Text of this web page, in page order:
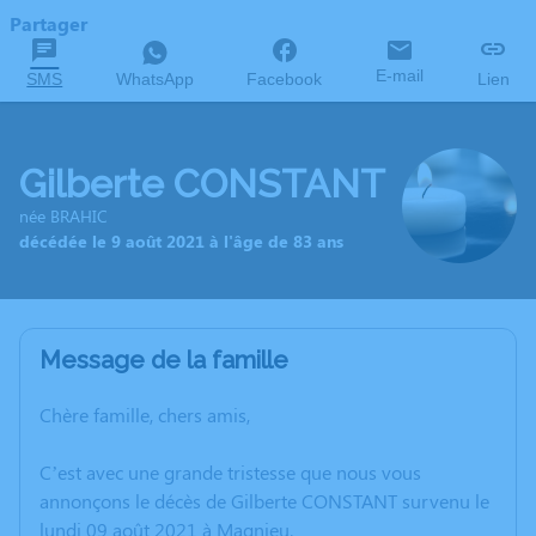
Partager
SMS WhatsApp Facebook E-mail Lien
Gilberte CONSTANT
née BRAHIC
décédée le 9 août 2021 à l'âge de 83 ans
Message de la famille
Chère famille, chers amis,
C’est avec une grande tristesse que nous vous
annonçons le décès de Gilberte CONSTANT survenu le
lundi 09 août 2021 à Magnieu.